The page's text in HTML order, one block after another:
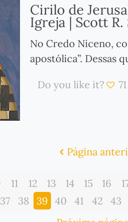
Cirilo de
Igreja | Scott R.
No Credo Niceno,
apostólica”. Dessas
Do you like it? 71
Página
11 12 13 14 15 16
37 38 39 40 41 42 43